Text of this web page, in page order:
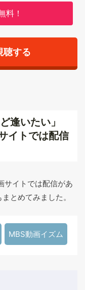
料！
聴する
逢いたい」
イトでは配信
サイトでは配信があ
とめてみました。
MBS動画イズム